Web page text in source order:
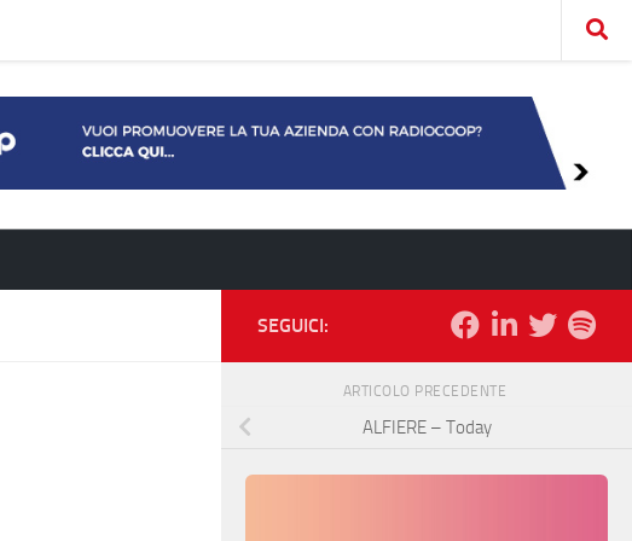
SEGUICI:
ARTICOLO PRECEDENTE
ALFIERE – Today